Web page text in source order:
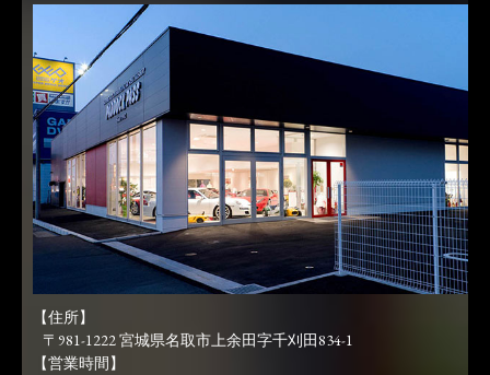
【住所】
〒981-1222 宮城県名取市上余田字千刈田834-1
【営業時間】